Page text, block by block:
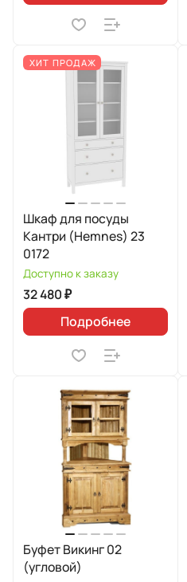
ХИТ ПРОДАЖ
Шкаф для посуды
Кантри (Hemnes) 23
0172
Доступно к заказу
32 480 ₽
Подробнее
Буфет Викинг 02
(угловой)